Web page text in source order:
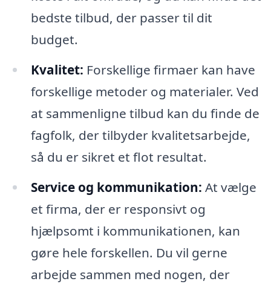
bedste tilbud, der passer til dit
budget.
Kvalitet: Forskellige firmaer kan have
forskellige metoder og materialer. Ved
at sammenligne tilbud kan du finde de
fagfolk, der tilbyder kvalitetsarbejde,
så du er sikret et flot resultat.
Service og kommunikation: At vælge
et firma, der er responsivt og
hjælpsomt i kommunikationen, kan
gøre hele forskellen. Du vil gerne
arbejde sammen med nogen, der